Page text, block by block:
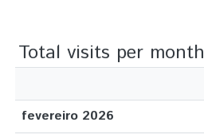
Total visits per month
fevereiro 2026